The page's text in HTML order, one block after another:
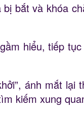
bắt và khóa
hiểu, tiếp
ánh mắt
kiếm xung